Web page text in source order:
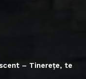
– Tinerețe, te